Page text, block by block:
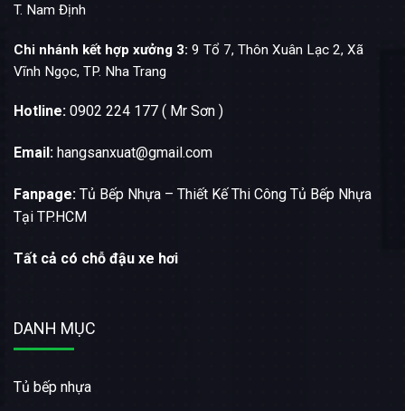
T. Nam Định
Chi nhánh kết hợp xưởng 3: 9 Tổ 7, Thôn Xuân Lạc 2, Xã
Vĩnh Ngọc, TP. Nha Trang
Hotline: 0902 224 177 ( Mr Sơn )
Email: hangsanxuat@gmail.com
Fanpage: Tủ Bếp Nhựa – Thiết Kế Thi Công Tủ Bếp Nhựa
Tại TP.HCM
Tất cả có chỗ đậu xe hơi
DANH MỤC
Tủ bếp nhựa